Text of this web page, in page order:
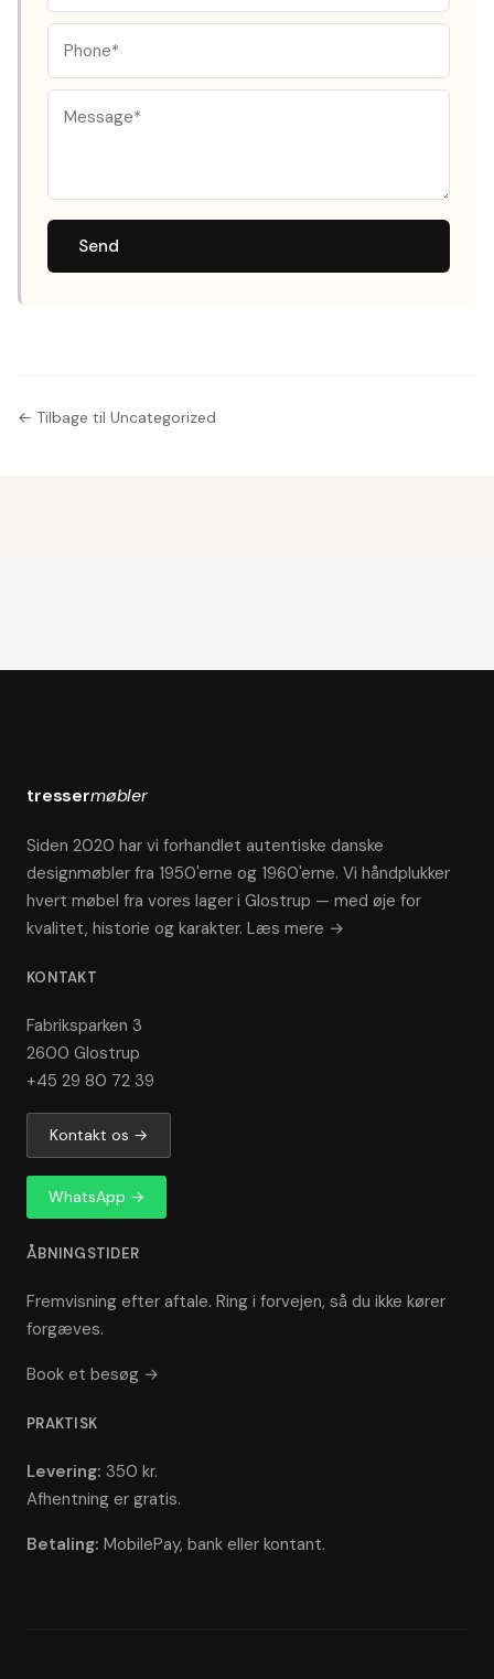
Send
← Tilbage til Uncategorized
tressermøbler
Siden 2020 har vi forhandlet autentiske danske
designmøbler fra 1950'erne og 1960'erne. Vi håndplukker
hvert møbel fra vores lager i Glostrup — med øje for
kvalitet, historie og karakter. Læs mere →
KONTAKT
Fabriksparken 3
2600 Glostrup
+45 29 80 72 39
Kontakt os →
WhatsApp →
ÅBNINGSTIDER
Fremvisning efter aftale. Ring i forvejen, så du ikke kører
forgæves.
Book et besøg →
PRAKTISK
Levering: 350 kr.
Afhentning er gratis.
Betaling: MobilePay, bank eller kontant.